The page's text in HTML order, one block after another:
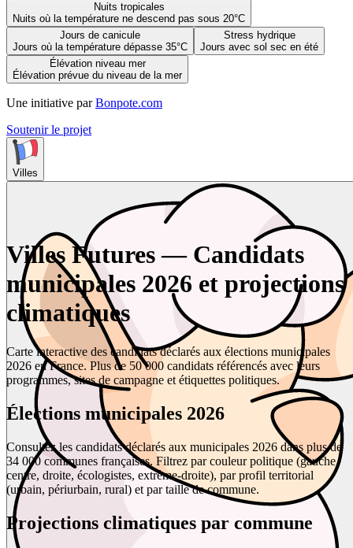
Nuits tropicales
Nuits où la température ne descend pas sous 20°C
Jours de canicule
Jours où la température dépasse 35°C
Stress hydrique
Jours avec sol sec en été
Élévation niveau mer
Élévation prévue du niveau de la mer
Une initiative par Bonpote.com
Soutenir le projet
Villes
Villes Futures — Candidats
municipales 2026 et projections
climatiques
Carte interactive des candidats déclarés aux élections municipales
2026 en France. Plus de 50 000 candidats référencés avec leurs
programmes, sites de campagne et étiquettes politiques.
Élections municipales 2026
Consultez les candidats déclarés aux municipales 2026 dans plus de
34 000 communes françaises. Filtrez par couleur politique (gauche,
centre, droite, écologistes, extrême-droite), par profil territorial
(urbain, périurbain, rural) et par taille de commune.
Projections climatiques par commune